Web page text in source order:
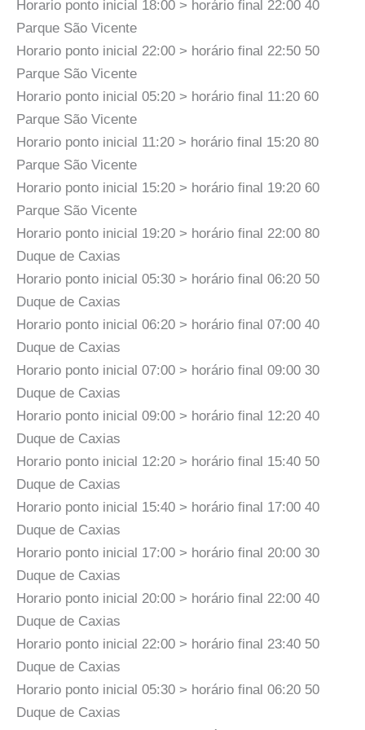
Horario ponto inicial 18:00 > horário final 22:00 40
Parque São Vicente
Horario ponto inicial 22:00 > horário final 22:50 50
Parque São Vicente
Horario ponto inicial 05:20 > horário final 11:20 60
Parque São Vicente
Horario ponto inicial 11:20 > horário final 15:20 80
Parque São Vicente
Horario ponto inicial 15:20 > horário final 19:20 60
Parque São Vicente
Horario ponto inicial 19:20 > horário final 22:00 80
Duque de Caxias
Horario ponto inicial 05:30 > horário final 06:20 50
Duque de Caxias
Horario ponto inicial 06:20 > horário final 07:00 40
Duque de Caxias
Horario ponto inicial 07:00 > horário final 09:00 30
Duque de Caxias
Horario ponto inicial 09:00 > horário final 12:20 40
Duque de Caxias
Horario ponto inicial 12:20 > horário final 15:40 50
Duque de Caxias
Horario ponto inicial 15:40 > horário final 17:00 40
Duque de Caxias
Horario ponto inicial 17:00 > horário final 20:00 30
Duque de Caxias
Horario ponto inicial 20:00 > horário final 22:00 40
Duque de Caxias
Horario ponto inicial 22:00 > horário final 23:40 50
Duque de Caxias
Horario ponto inicial 05:30 > horário final 06:20 50
Duque de Caxias